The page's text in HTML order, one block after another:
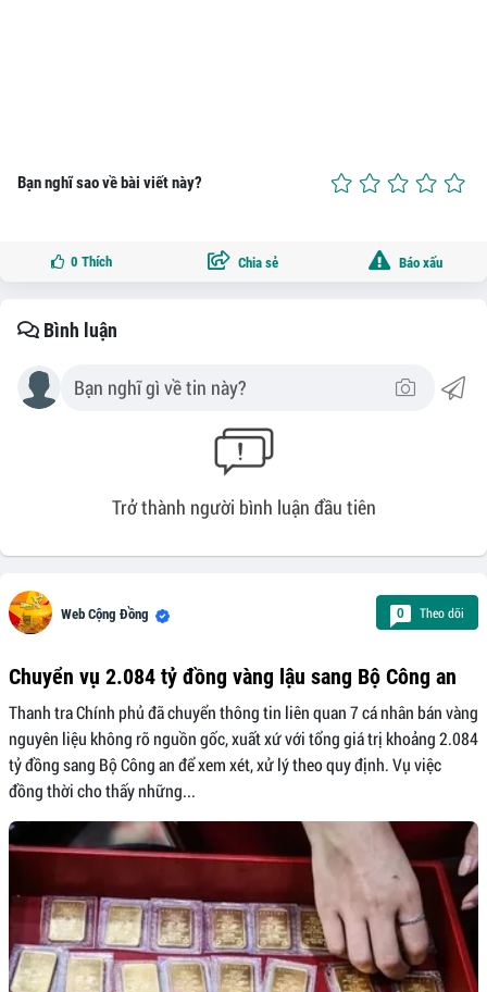
Bạn nghĩ sao về bài viết này?
0 Thích Chia sẻ Báo xấu
Bình luận
Trở thành người bình luận đầu tiên
Web Cộng Đồng 0 Theo dõi
Chuyển vụ 2.084 tỷ đồng vàng lậu sang Bộ Công an
Thanh tra Chính phủ đã chuyển thông tin liên quan 7 cá nhân bán vàng
nguyên liệu không rõ nguồn gốc, xuất xứ với tổng giá trị khoảng 2.084
tỷ đồng sang Bộ Công an để xem xét, xử lý theo quy định. Vụ việc
đồng thời cho thấy những...